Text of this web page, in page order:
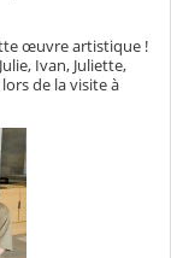
œuvre artistique !
Ivan, Juliette,
de la visite à